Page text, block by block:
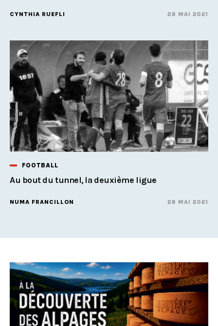
CYNTHIA RUEFLI 28 MAI 2021
FOOTBALL
Au bout du tunnel, la deuxième ligue
NUMA FRANCILLON 28 MAI 2021